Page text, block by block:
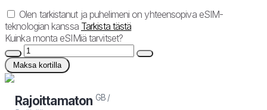
Olen tarkistanut ja puhelimeni on yhteensopiva eSIM-
teknologian kanssa Tarkista tästä
Kuinka monta eSIMiä tarvitset?
Maksa kortilla
Rajoittamaton GB /